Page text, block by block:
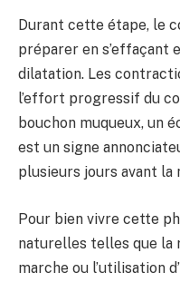
Durant cette étape, le
préparer en s’effaçant
dilatation. Les
l’effort progressif du
bouchon muqueux, un
est un signe
plusieurs jours avant la
Pour bien vivre cette
naturelles telles que la
marche ou l’utilisation